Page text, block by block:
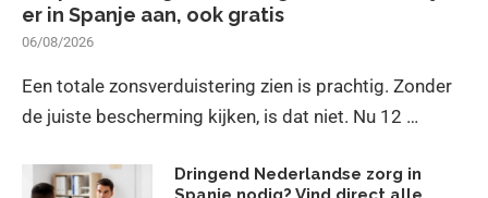
er in Spanje aan, ook gratis
06/08/2026
Een totale zonsverduistering zien is prachtig. Zonder
de juiste bescherming kijken, is dat niet. Nu 12 …
Dringend Nederlandse zorg in